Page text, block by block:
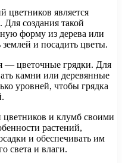
цветников является
создания такой
форму из дерева или
землей и посадить цветы.
— цветочные грядки. Для
камни или деревянные
уровней, чтобы грядка
и клумб своими
растений,
и обеспечивать им
света и влаги.